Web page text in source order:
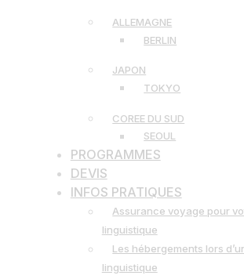
ALLEMAGNE
BERLIN
JAPON
TOKYO
COREE DU SUD
SEOUL
PROGRAMMES
DEVIS
INFOS PRATIQUES
Assurance voyage pour
linguistique
Les hébergements lors
linguistique